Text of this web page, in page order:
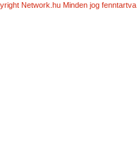
Network.hu Minden jog fenntartva.